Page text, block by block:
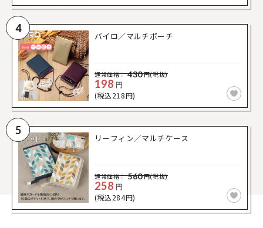
4
バイロ／マルチポーチ
通常価格： 430円(税抜)
198 円
(税込218円)
5
リーフィン／マルチケース
通常価格： 560円(税抜)
258 円
(税込284円)